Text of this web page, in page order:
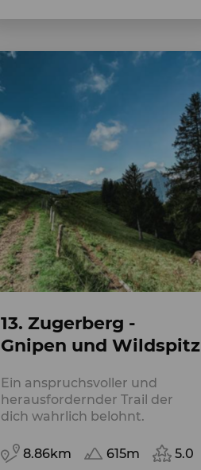
13. Zugerberg -
Gnipen und Wildspitz
Ein anspruchsvoller und
herausfordernder Trail der
dich wahrlich belohnt.
8.86km 615m 5.0